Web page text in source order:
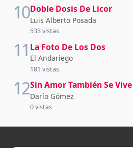
10Doble Dosis De Licor
Luis Alberto Posada
533 vistas
11 La Foto De Los Dos
El Andariego
181 vistas
12Sin Amor También Se Vive
Darío Gómez
0 vistas